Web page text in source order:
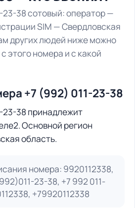
38 сотовый: оператор —
SIM — Свердловская
других людей ниже можно
этого номера и с какой
+7 (992) 011-23-38
23-38 принадлежит
Основной регион
область.
номера: 9920112338,
23-38, +7 992 011-
+79920112338